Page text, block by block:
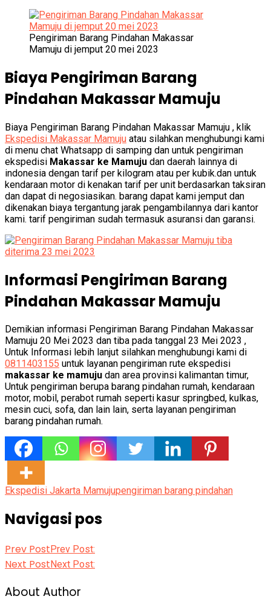
Pengiriman Barang Pindahan Makassar
Mamuju di jemput 20 mei 2023
Biaya Pengiriman Barang
Pindahan Makassar Mamuju
Biaya Pengiriman Barang Pindahan Makassar Mamuju , klik
Ekspedisi Makassar Mamuju atau silahkan menghubungi kami
di menu chat Whatsapp di samping dan untuk pengiriman
ekspedisi Makassar ke Mamuju dan daerah lainnya di
indonesia dengan tarif per kilogram atau per kubik.dan untuk
kendaraan motor di kenakan tarif per unit berdasarkan taksiran
dan dapat di negosiasikan. barang dapat kami jemput dan
dikenakan biaya tergantung jarak pengambilannya dari kantor
kami. tarif pengiriman sudah termasuk asuransi dan garansi.
Informasi Pengiriman Barang
Pindahan Makassar Mamuju
Demikian informasi Pengiriman Barang Pindahan Makassar
Mamuju 20 Mei 2023 dan tiba pada tanggal 23 Mei 2023 ,
Untuk Informasi lebih lanjut silahkan menghubungi kami di
0811403155 untuk layanan pengiriman rute ekspedisi
makassar ke mamuju dan area provinsi kalimantan timur,
Untuk pengiriman berupa barang pindahan rumah, kendaraan
motor, mobil, perabot rumah seperti kasur springbed, kulkas,
mesin cuci, sofa, dan lain lain, serta layanan pengiriman
barang pindahan rumah.
Ekspedisi Jakarta Mamujupengiriman barang pindahan
Navigasi pos
Prev Post Prev Post:
Next Post Next Post:
About Author